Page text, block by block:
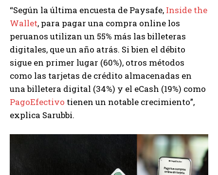
“Según la última encuesta de Paysafe, Inside the
Wallet, para pagar una compra online los
peruanos utilizan un 55% más las billeteras
digitales, que un año atrás. Si bien el débito
sigue en primer lugar (60%), otros métodos
como las tarjetas de crédito almacenadas en
una billetera digital (34%) y el eCash (19%) como
PagoEfectivo tienen un notable crecimiento”,
explica Sarubbi.